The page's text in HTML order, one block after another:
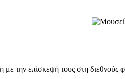
την επίσκεψή τους στη διεθνούς